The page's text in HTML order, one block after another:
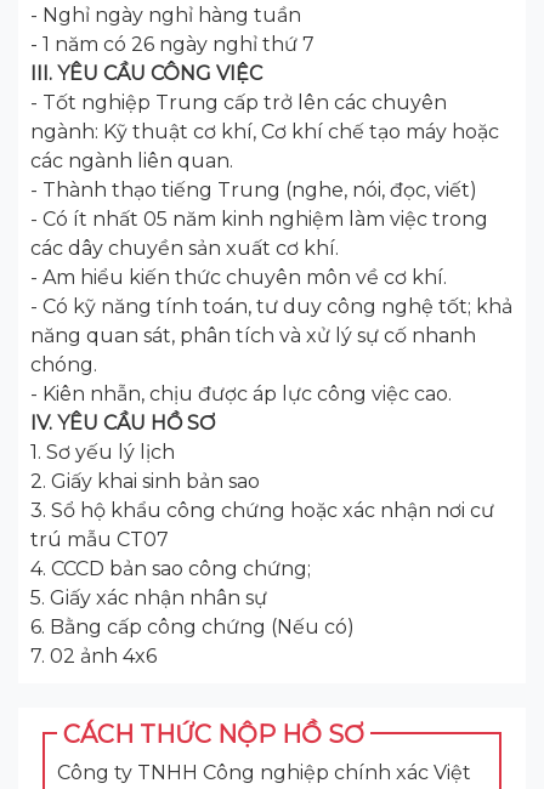
- Nghỉ ngày nghỉ hàng tuần
- 1 năm có 26 ngày nghỉ thứ 7
III. YÊU CẦU CÔNG VIỆC
- Tốt nghiệp Trung cấp trở lên các chuyên
ngành: Kỹ thuật cơ khí, Cơ khí chế tạo máy hoặc
các ngành liên quan.
- Thành thạo tiếng Trung (nghe, nói, đọc, viết)
- Có ít nhất 05 năm kinh nghiệm làm việc trong
các dây chuyền sản xuất cơ khí.
- Am hiểu kiến thức chuyên môn về cơ khí.
- Có kỹ năng tính toán, tư duy công nghệ tốt; khả
năng quan sát, phân tích và xử lý sự cố nhanh
chóng.
- Kiên nhẫn, chịu được áp lực công việc cao.
IV. YÊU CẦU HỒ SƠ
1. Sơ yếu lý lịch
2. Giấy khai sinh bản sao
3. Sổ hộ khẩu công chứng hoặc xác nhận nơi cư
trú mẫu CT07
4. CCCD bản sao công chứng;
5. Giấy xác nhận nhân sự
6. Bằng cấp công chứng (Nếu có)
7. 02 ảnh 4x6
CÁCH THỨC NỘP HỒ SƠ
Công ty TNHH Công nghiệp chính xác Việt